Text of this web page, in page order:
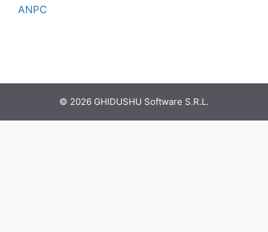
ANPC
© 2026 GHIDUSHU Software S.R.L.